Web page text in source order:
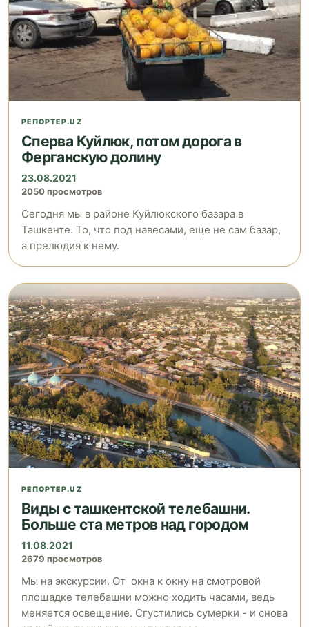
РЕПОРТЕР.UZ
Сперва Куйлюк, потом дорога в
Ферганскую долину
23.08.2021
2050 просмотров
Сегодня мы в районе Куйлюкского базара в
Ташкенте. То, что под навесами, еще не сам базар,
а прелюдия к нему.
РЕПОРТЕР.UZ
Виды с ташкентской телебашни.
Больше ста метров над городом
11.08.2021
2679 просмотров
Мы на экскурсии. От окна к окну на смотровой
площадке телебашни можно ходить часами, ведь
меняется освещение. Сгустились сумерки - и снова